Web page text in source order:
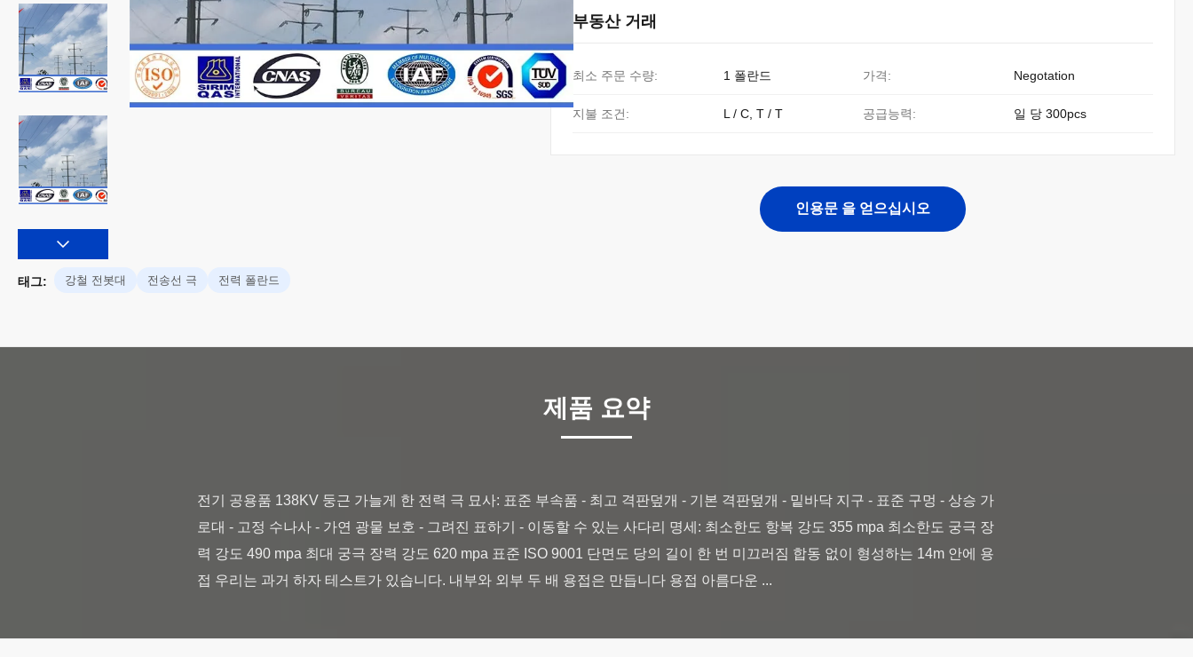
부동산 거래
최소 주문 수량: 1 폴란드 가격: Negotation
지불 조건: L / C, T / T 공급능력: 일 당 300pcs
인용문 을 얻으십시오
태그: 강철 전봇대 전송선 극 전력 폴란드
제품 요약
전기 공용품 138KV 둥근 가늘게 한 전력 극 묘사: 표준 부속품 - 최고 격판덮개 - 기본 격판덮개 - 밑바닥 지구 - 표준 구멍 - 상승 가
로대 - 고정 수나사 - 가연 광물 보호 - 그려진 표하기 - 이동할 수 있는 사다리 명세: 최소한도 항복 강도 355 mpa 최소한도 궁극 장
력 강도 490 mpa 최대 궁극 장력 강도 620 mpa 표준 ISO 9001 단면도 당의 길이 한 번 미끄러짐 합동 없이 형성하는 14m 안에 용